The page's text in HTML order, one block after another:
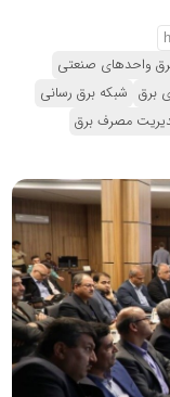
واحدهای صنعتی
برق شبکه برق رسانی
مصرف برق